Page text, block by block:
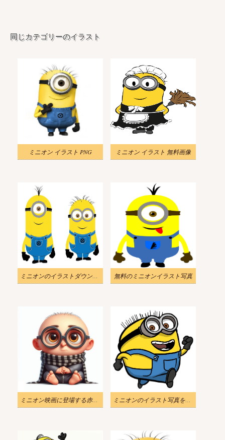
同じカテゴリーのイラスト
ミニオン イラスト PNG ミニオン イラスト 無料画像
ミニオンのイラストダウンロード 無料のミニオンイラスト写真
ミニオン映画に登場する赤ちゃんグルーの無料イラスト ミニオンのイラスト写真をダウンロード